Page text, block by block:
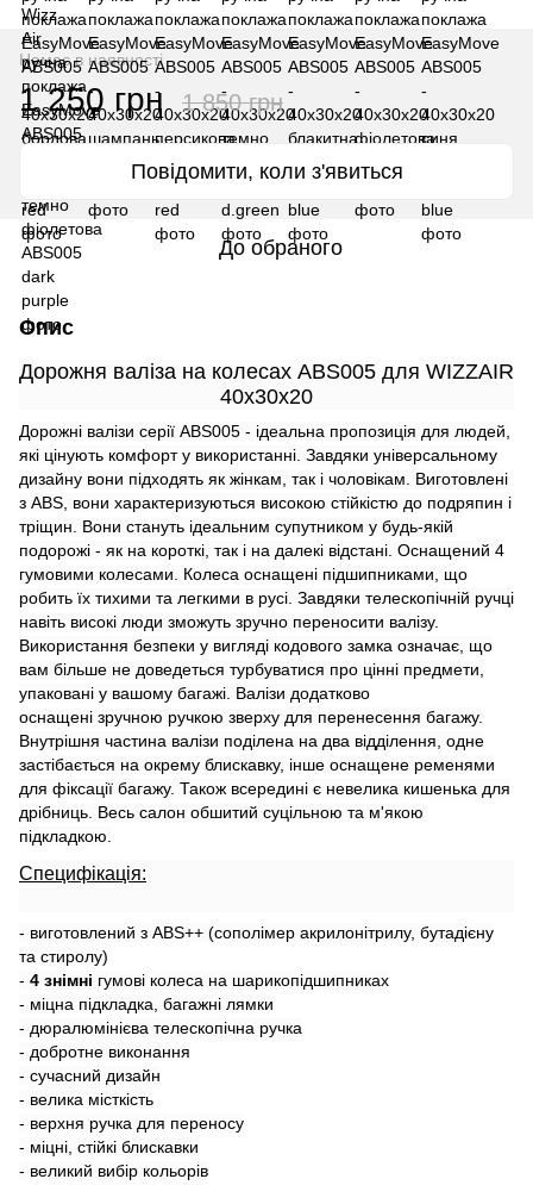
Немає в наявності
1 250 грн 1 850 грн
Повідомити, коли з'явиться
До обраного
Опис
Дорожня валіза на колесах ABS005 для WIZZAIR
40x30x20
Дорожні валізи серії ABS005 - ідеальна пропозиція для людей,
які цінують комфорт у використанні. Завдяки універсальному
дизайну вони підходять як жінкам, так і чоловікам. Виготовлені
з ABS, вони характеризуються високою стійкістю до подряпин і
тріщин. Вони стануть ідеальним супутником у будь-якій
подорожі - як на короткі, так і на далекі відстані. Оснащений 4
гумовими колесами. Колеса оснащені підшипниками, що
робить їх тихими та легкими в русі. Завдяки телескопічній ручці
навіть високі люди зможуть зручно переносити валізу.
Використання безпеки у вигляді кодового замка означає, що
вам більше не доведеться турбуватися про цінні предмети,
упаковані у вашому багажі. Валізи додатково
оснащені зручною ручкою зверху для перенесення багажу.
Внутрішня частина валізи поділена на два відділення, одне
застібається на окрему блискавку, інше оснащене ременями
для фіксації багажу. Також всередині є невелика кишенька для
дрібниць. Весь салон обшитий суцільною та м'якою
підкладкою.
Специфікація:
- виготовлений з ABS++ (сополімер акрилонітрилу, бутадієну
та стиролу)
- 4 знімні гумові колеса на шарикопідшипниках
- міцна підкладка, багажні лямки
- дюралюмінієва телескопічна ручка
- добротне виконання
- сучасний дизайн
- велика місткість
- верхня ручка для переносу
- міцні, стійкі блискавки
- великий вибір кольорів